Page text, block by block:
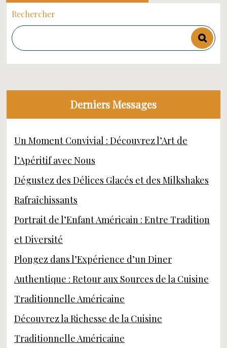
Rechercher
Derniers Messages
Un Moment Convivial : Découvrez l’Art de
l’Apéritif avec Nous
Dégustez des Délices Glacés et des Milkshakes
Rafraîchissants
Portrait de l’Enfant Américain : Entre Tradition
et Diversité
Plongez dans l’Expérience d’un Diner
Authentique : Retour aux Sources de la Cuisine
Traditionnelle Américaine
Découvrez la Richesse de la Cuisine
Traditionnelle Américaine